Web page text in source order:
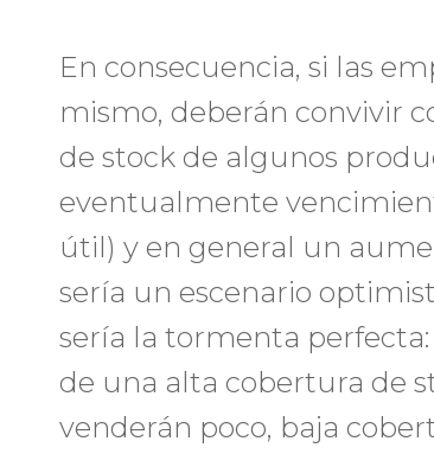
En consecuencia, si las
mismo, deberán convivir
de stock de algunos
eventualmente
útil) y en general un
sería un escenario
sería la tormenta
de una alta cobertura de
venderán poco, baja